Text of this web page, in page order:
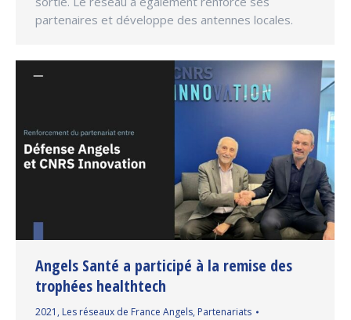
partenaires et développe des antennes locales.
Angels Santé a participé à la remise des
trophées healthtech
2021 , Les réseaux de France Angels, Partenariats